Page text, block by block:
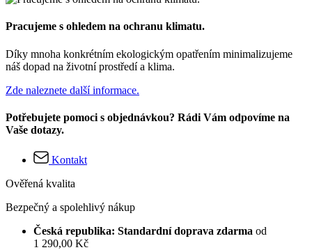
Pracujeme s ohledem na ochranu klimatu.
Díky mnoha konkrétním ekologickým opatřením minimalizujeme
náš dopad na životní prostředí a klima.
Zde naleznete další informace.
Potřebujete pomoci s objednávkou? Rádi Vám odpovíme na
Vaše dotazy.
Kontakt
Ověřená kvalita
Bezpečný a spolehlivý nákup
Česká republika: Standardní doprava zdarma od
1 290,00 Kč